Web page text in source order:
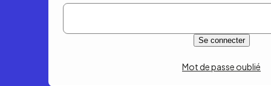
Mot de passe oublié